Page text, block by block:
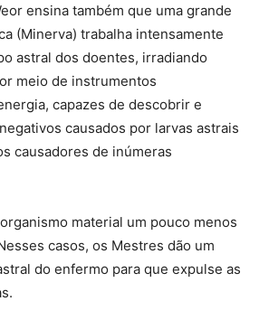
ensina também que uma grande
(Minerva) trabalha intensamente
astral dos doentes, irradiando
meio de instrumentos
capazes de descobrir e
causados por larvas astrais
causadores de inúmeras
material um pouco menos
casos, os Mestres dão um
do enfermo para que expulse as